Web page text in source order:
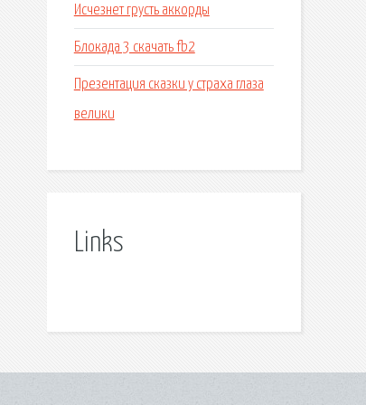
Исчезнет грусть аккорды
Блокада 3 скачать fb2
Презентация сказки у страха глаза
велики
Links